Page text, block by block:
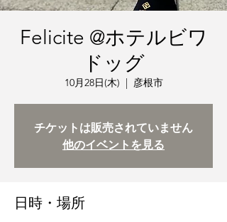
Felicite @ホテルビワ
ドッグ
10月28日(木)
  |
彦根市
チケットは販売されていません
他のイベントを見る
日時・場所